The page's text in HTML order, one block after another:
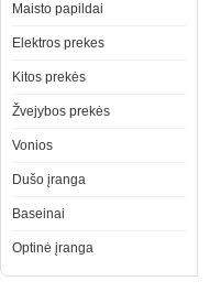
Maisto papildai
Elektros prekes
Kitos prekės
Žvejybos prekės
Vonios
Dušo įranga
Baseinai
Optinė įranga